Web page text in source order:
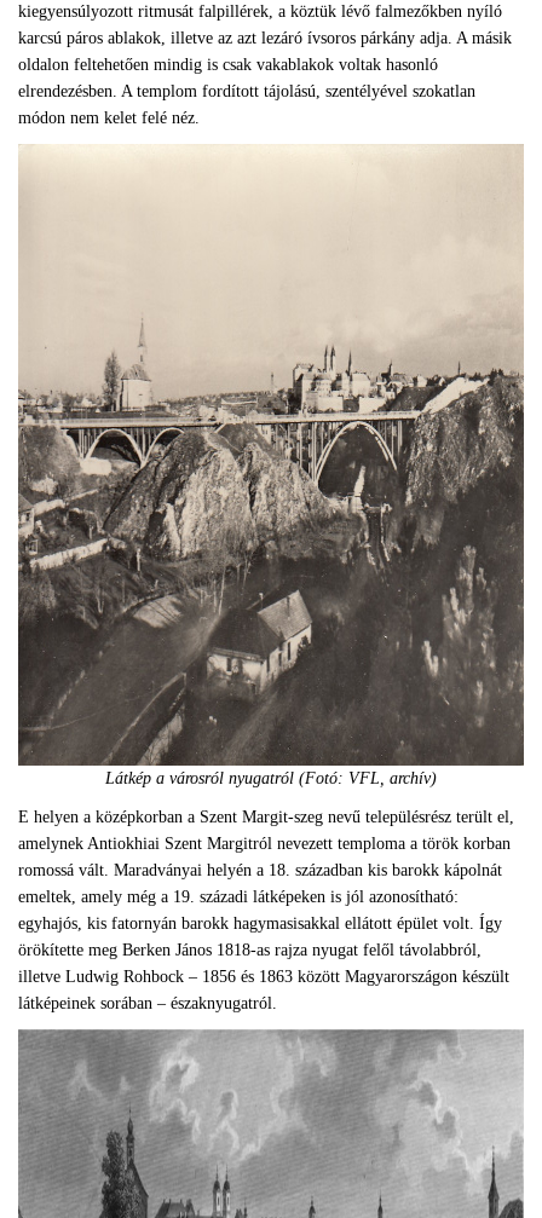
kiegyensúlyozott ritmusát falpillérek, a köztük lévő falmezőkben nyíló
karcsú páros ablakok, illetve az azt lezáró ívsoros párkány adja. A másik
oldalon feltehetően mindig is csak vakablakok voltak hasonló
elrendezésben. A templom fordított tájolású, szentélyével szokatlan
módon nem kelet felé néz.
Látkép a városról nyugatról (Fotó: VFL, archív)
E helyen a középkorban a Szent Margit-szeg nevű településrész terült el,
amelynek Antiokhiai Szent Margitról nevezett temploma a török korban
romossá vált. Maradványai helyén a 18. században kis barokk kápolnát
emeltek, amely még a 19. századi látképeken is jól azonosítható:
egyhajós, kis fatornyán barokk hagymasisakkal ellátott épület volt. Így
örökítette meg Berken János 1818-as rajza nyugat felől távolabbról,
illetve Ludwig Rohbock – 1856 és 1863 között Magyarországon készült
látképeinek sorában – északnyugatról.